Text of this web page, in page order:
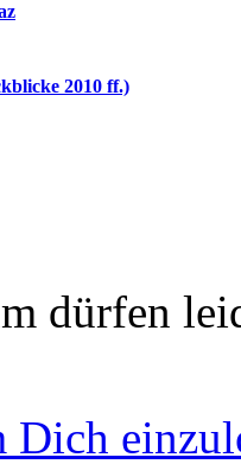
2010 ff.)
dürfen
Dich